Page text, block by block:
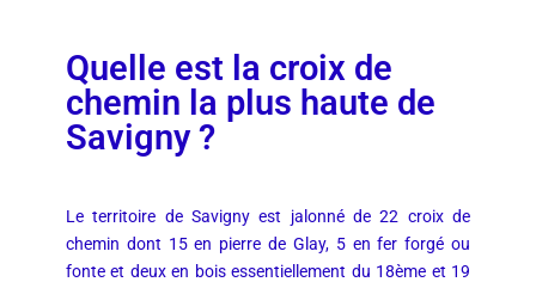
Quelle est la croix de
chemin la plus haute de
Savigny ?
Le territoire de Savigny est jalonné de 22 croix de
chemin dont 15 en pierre de Glay, 5 en fer forgé ou
fonte et deux en bois essentiellement du 18ème et 19